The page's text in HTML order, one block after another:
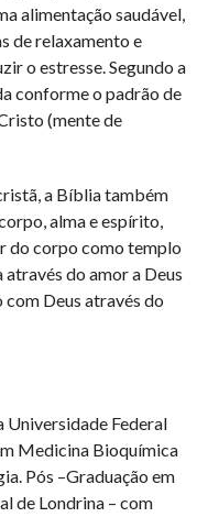
alimentação saudável,
de relaxamento e
o estresse. Segundo a
conforme o padrão de
(mente de
a Bíblia também
alma e espírito,
do corpo como templo
do amor a Deus
com Deus através do
Universidade Federal
Medicina Bioquímica
Pós –Graduação em
de Londrina – com